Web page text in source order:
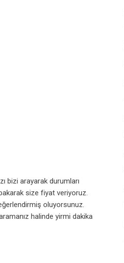
bizi arayarak durumları
size fiyat veriyoruz.
oluyorsunuz.
halinde yirmi dakika